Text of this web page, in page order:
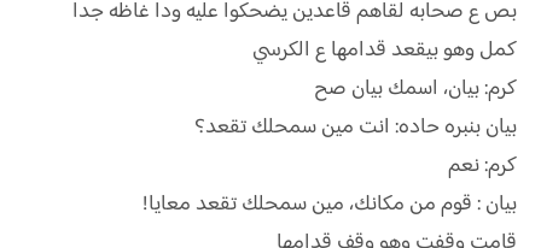
بص ع صحابه لقاهم قاعدين يضحكوا عليه ودا غاظه جدا
كمل وهو بيقعد قدامها ع الكرسي
كرم: بيان، اسمك بيان صح
بيان بنبره حاده: انت مين سمحلك تقعد؟
كرم: نعم
بيان : قوم من مكانك، مين سمحلك تقعد معايا!